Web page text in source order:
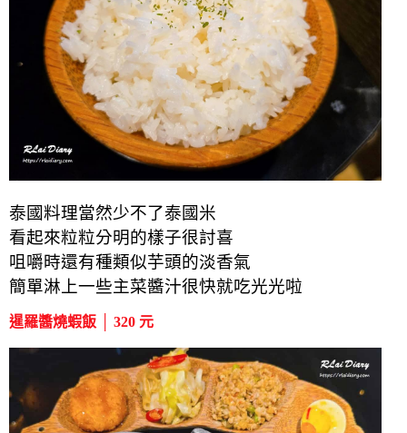
泰國料理當然少不了泰國米
看起來粒粒分明的樣子很討喜
咀嚼時還有種類似芋頭的淡香氣
簡單淋上一些主菜醬汁很快就吃光光啦
暹羅醬燒蝦飯 │ 320 元